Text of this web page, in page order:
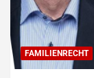
FAMILIENRECHT